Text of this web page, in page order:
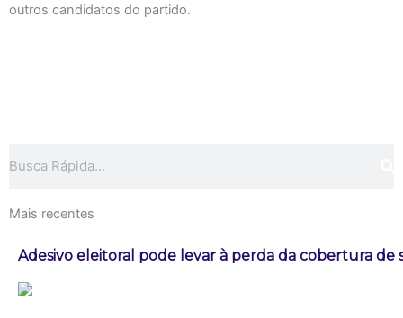
outros candidatos do partido.
Mais recentes
Adesivo eleitoral pode levar à perda da cobertura de